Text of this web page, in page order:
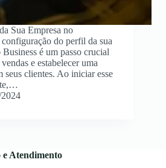
Sua Empresa no
do perfil da sua
é um passo crucial
e estabelecer uma
seus clientes. Ao iniciar esse
e Atendimento